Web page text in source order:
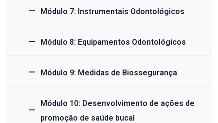
Módulo 7: Instrumentais Odontológicos
Módulo 8: Equipamentos Odontológicos
Módulo 9: Medidas de Biossegurança
Módulo 10: Desenvolvimento de ações de
promoção de saúde bucal